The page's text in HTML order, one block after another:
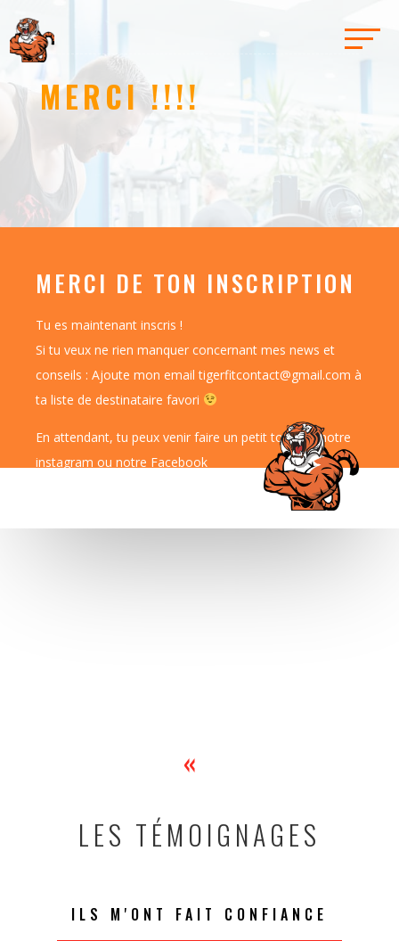
MERCI !!!!
MERCI DE TON INSCRIPTION
Tu es maintenant inscris !
Si tu veux ne rien manquer concernant mes news et
conseils : Ajoute mon emailtigerfitcontact@gmail.com à
ta liste de destinataire favori
En attendant, tu peux venir faire un petit tour sur notre
instagram ou notre Facebook
«
LES TÉMOIGNAGES
ILS M'ONT FAIT CONFIANCE